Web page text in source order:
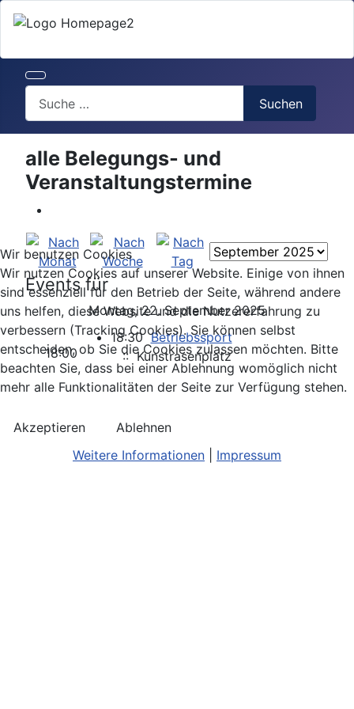
Suchen
alle Belegungs- und
Veranstaltungstermine
Events für
Montag, 22. September 2025
18:00
18:30Betriebssport
:: Kunstrasenplatz
Wir benutzen Cookies
Wir nutzen Cookies auf unserer Website. Einige von ihnen
sind essenziell für den Betrieb der Seite, während andere
uns helfen, diese Website und die Nutzererfahrung zu
verbessern (Tracking Cookies). Sie können selbst
entscheiden, ob Sie die Cookies zulassen möchten. Bitte
beachten Sie, dass bei einer Ablehnung womöglich nicht
mehr alle Funktionalitäten der Seite zur Verfügung stehen.
Akzeptieren
Ablehnen
Weitere Informationen
Impressum